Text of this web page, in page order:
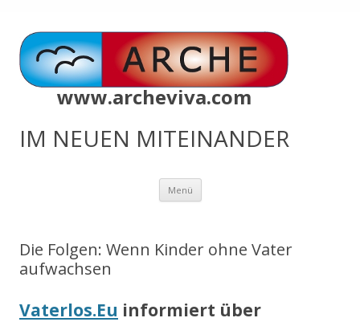
www.archeviva.com
IM NEUEN MITEINANDER
Menü Zum
springen
Die Folgen: Wenn Kinder ohne Vater
aufwachsen
Vaterlos.Eu informiert über